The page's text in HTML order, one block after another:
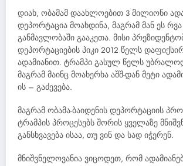
დიახ, ობამამ დაახლოებით 3 მილიონი
დეპორტაცია მოახდინა, მაგრამ მან ეს
განმავლობაში გააკეთა. მისი
დეპორტაციების პიკი 2012 წელს
ადამიანით. ტრამპი გასულ წელს
მაგრამ მაინც მოახერხა აშშ-დან მეტი
ის – გაძევება.
მაგრამ ობამა-ბაიდენის დეპორტაციის
ტრამპის პროცესებს შორის ყველაზე
განსხვავება ისაა, თუ ვინ და სად იჭერენ.
მნიშვნელოვანია ვიცოდეთ, რომ